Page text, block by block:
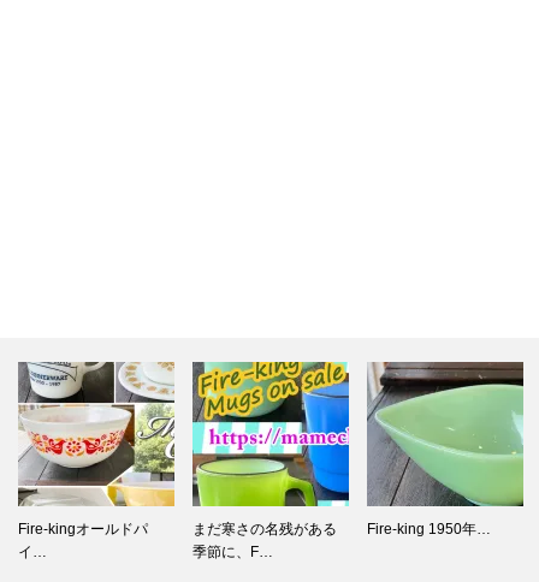
まだ寒さの名残がある
季節に、F…
Fire-king 1950年…
秋のヨーロッパヴィン